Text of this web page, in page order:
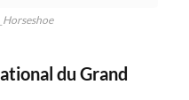
du Grand